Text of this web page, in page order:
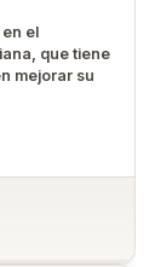
el
que tiene
mejorar su